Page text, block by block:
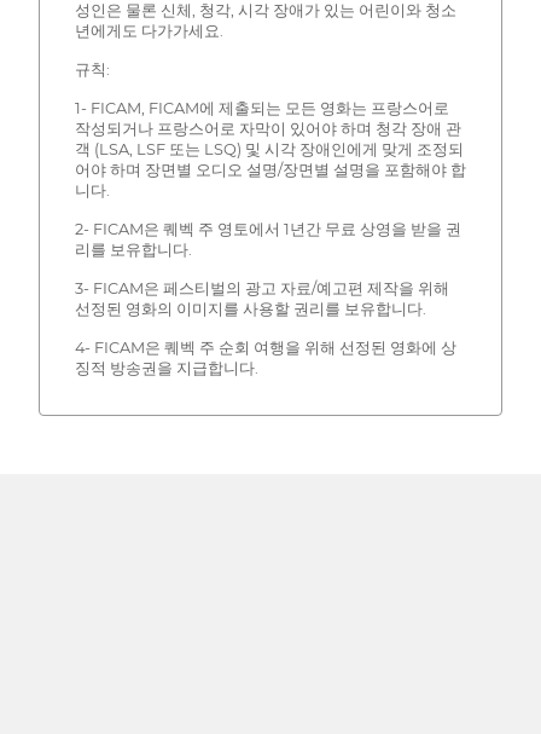
성인은 물론 신체, 청각, 시각 장애가 있는 어린이와 청소
년에게도 다가가세요.
규칙:
1- FICAM, FICAM에 제출되는 모든 영화는 프랑스어로
작성되거나 프랑스어로 자막이 있어야 하며 청각 장애 관
객 (LSA, LSF 또는 LSQ) 및 시각 장애인에게 맞게 조정되
어야 하며 장면별 오디오 설명/장면별 설명을 포함해야 합
니다.
2- FICAM은 퀘벡 주 영토에서 1년간 무료 상영을 받을 권
리를 보유합니다.
3- FICAM은 페스티벌의 광고 자료/예고편 제작을 위해
선정된 영화의 이미지를 사용할 권리를 보유합니다.
4- FICAM은 퀘벡 주 순회 여행을 위해 선정된 영화에 상
징적 방송권을 지급합니다.